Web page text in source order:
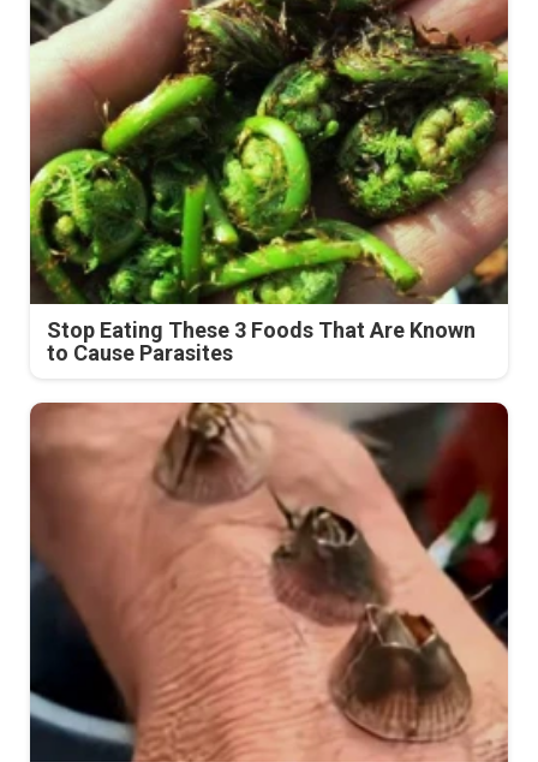
Stop Eating These 3 Foods That Are Known
to Cause Parasites